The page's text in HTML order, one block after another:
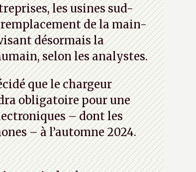
les usines sud-
de la main-
désormais la
selon les analystes.
que le chargeur
obligatoire pour une
– dont les
– à l’automne 2024.